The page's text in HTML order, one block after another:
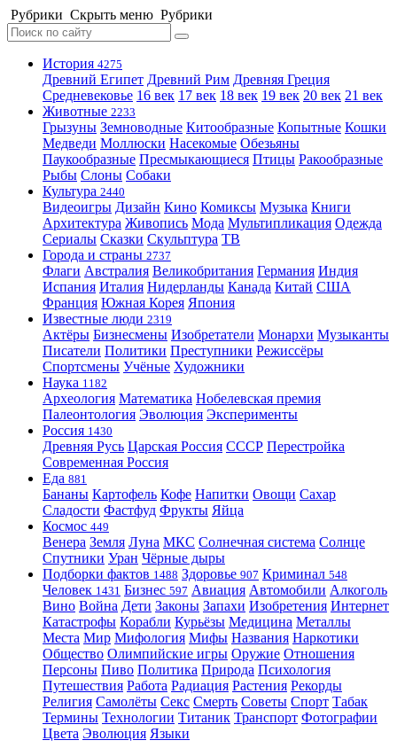
Рубрики Скрыть меню Рубрики
История 4275
Древний Египет Древний Рим Древняя Греция
Средневековье 16 век 17 век 18 век 19 век 20 век 21 век
Животные 2233
Грызуны Земноводные Китообразные Копытные Кошки
Медведи Моллюски Насекомые Обезьяны
Паукообразные Пресмыкающиеся Птицы Ракообразные
Рыбы Слоны Собаки
Культура 2440
Видеоигры Дизайн Кино Комиксы Музыка Книги
Архитектура Живопись Мода Мультипликация Одежда
Сериалы Сказки Скульптура ТВ
Города и страны 2737
Флаги Австралия Великобритания Германия Индия
Испания Италия Нидерланды Канада Китай США
Франция Южная Корея Япония
Известные люди 2319
Актёры Бизнесмены Изобретатели Монархи Музыканты
Писатели Политики Преступники Режиссёры
Спортсмены Учёные Художники
Наука 1182
Археология Математика Нобелевская премия
Палеонтология Эволюция Эксперименты
Россия 1430
Древняя Русь Царская Россия СССР Перестройка
Современная Россия
Еда 881
Бананы Картофель Кофе Напитки Овощи Сахар
Сладости Фастфуд Фрукты Яйца
Космос 449
Венера Земля Луна МКС Солнечная система Солнце
Спутники Уран Чёрные дыры
Подборки фактов 1488 Здоровье 907 Криминал 548
Человек 1431 Бизнес 597 Авиация Автомобили Алкоголь
Вино Война Дети Законы Запахи Изобретения Интернет
Катастрофы Корабли Курьёзы Медицина Металлы
Места Мир Мифология Мифы Названия Наркотики
Общество Олимпийские игры Оружие Отношения
Персоны Пиво Политика Природа Психология
Путешествия Работа Радиация Растения Рекорды
Религия Самолёты Секс Смерть Советы Спорт Табак
Термины Технологии Титаник Транспорт Фотографии
Цвета Эволюция Языки